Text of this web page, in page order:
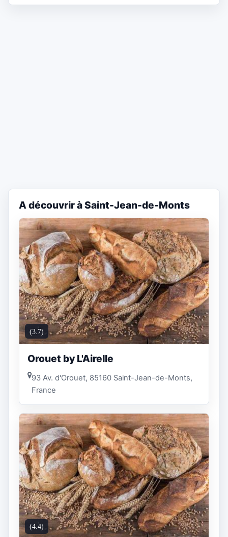
A découvrir à Saint-Jean-de-Monts
(3.7)
Orouet by L'Airelle
93 Av. d'Orouet, 85160 Saint-Jean-de-Monts,
France
(4.4)